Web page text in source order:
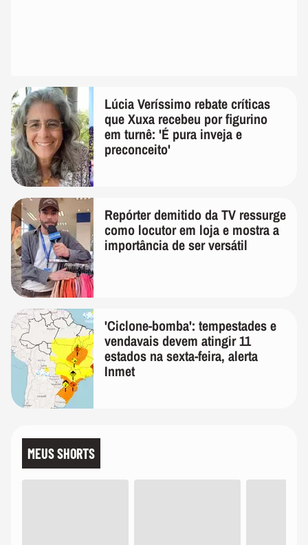
Lúcia Veríssimo rebate críticas
que Xuxa recebeu por figurino
em turnê: 'É pura inveja e
preconceito'
Repórter demitido da TV ressurge
como locutor em loja e mostra a
importância de ser versátil
'Ciclone-bomba': tempestades e
vendavais devem atingir 11
estados na sexta-feira, alerta
Inmet
MEUS SHORTS